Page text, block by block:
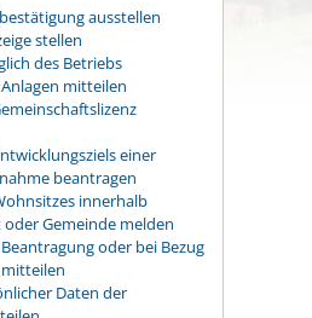
ausstellen
stellen
des Betriebs
mitteilen
einer
beantragen
innerhalb
Gemeinde melden
oder bei Bezug
Daten der